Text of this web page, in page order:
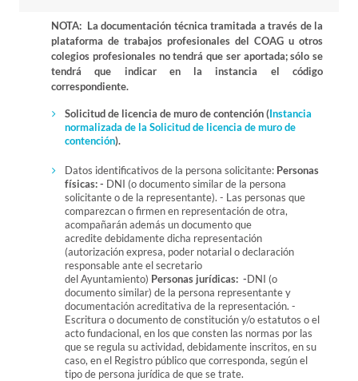
NOTA: La documentación técnica tramitada a través de la
plataforma de trabajos profesionales del COAG u otros
colegios profesionales no tendrá que ser aportada; sólo se
tendrá que indicar en la instancia el código
correspondiente.
Solicitud de licencia de muro de contención (Instancia
normalizada de la Solicitud de licencia de muro de
contención).
Datos identificativos de la persona solicitante: Personas
físicas: - DNI (o documento similar de la persona
solicitante o de la representante). - Las personas que
comparezcan o firmen en representación de otra,
acompañarán además un documento que
acredite debidamente dicha representación
(autorización expresa, poder notarial o declaración
responsable ante el secretario
del Ayuntamiento) Personas jurídicas: -DNI (o
documento similar) de la persona representante y
documentación acreditativa de la representación. -
Escritura o documento de constitución y/o estatutos o el
acto fundacional, en los que consten las normas por las
que se regula su actividad, debidamente inscritos, en su
caso, en el Registro público que corresponda, según el
tipo de persona jurídica de que se trate.